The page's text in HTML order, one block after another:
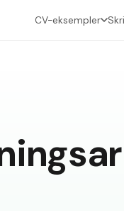
CV-eksempler